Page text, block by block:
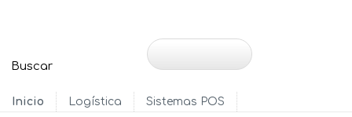
Inicio Logística Sistemas POS